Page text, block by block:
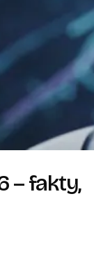
– fakty,